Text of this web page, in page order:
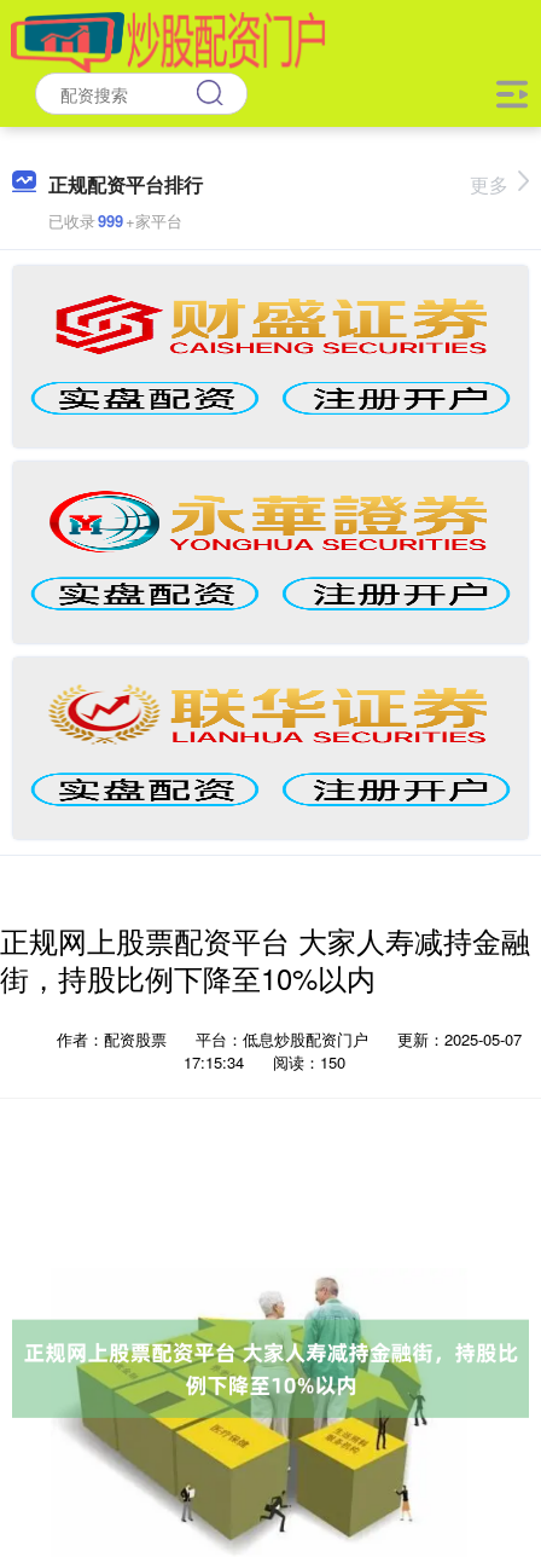
正规配资平台排行
已收录999+家平台
更多
正规网上股票配资平台 大家人寿减持金融
街，持股比例下降至10%以内
作者：配资股票 平台：低息炒股配资门户
更新：2025-05-07
17:15:34
阅读：150